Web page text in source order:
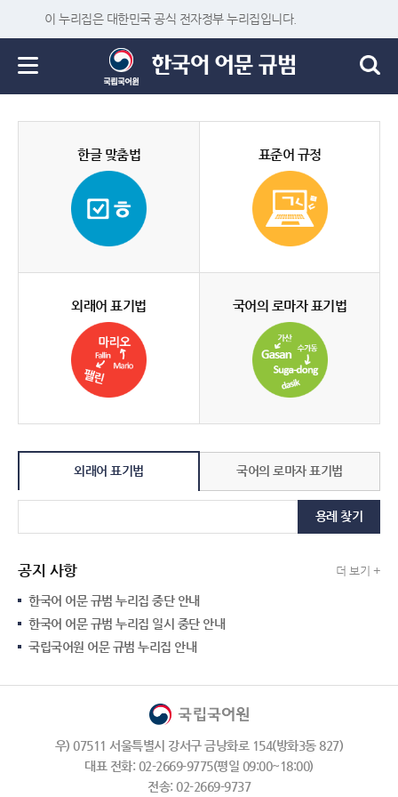
이 누리집은 대한민국 공식 전자정부 누리집입니다.
한글 맞춤법 표준어 규정
외래어 표기법 국어의 로마자 표기법
외래어 표기법 국어의 로마자 표기법
용례 찾기
공지 사항 더 보기 +
한국어 어문 규범 누리집 중단 안내
한국어 어문 규범 누리집 일시 중단 안내
국립국어원 어문 규범 누리집 안내
우) 07511 서울특별시 강서구 금낭화로 154(방화3동 827)
대표 전화: 02-2669-9775(평일 09:00~18:00)
전송: 02-2669-9737